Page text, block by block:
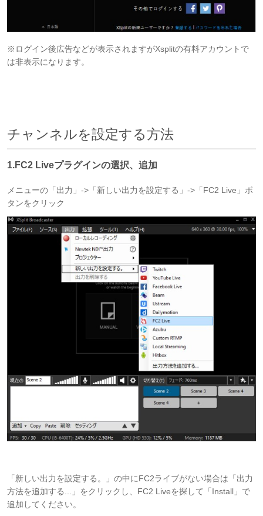
※ログイン後広告などが表示されますがXsplitの有料アカウントで
は非表示になります。
チャンネルを設定する方法
1.FC2 Liveプラグインの選択、追加
メニューの「出力」->「新しい出力を設定する」->「FC2 Live」ボ
タンをクリック
「新しい出力を設定する。」の中にFC2ライブがない場合は「出力
方法を追加する...」をクリックし、FC2 Liveを探して「Install」で
追加してください。